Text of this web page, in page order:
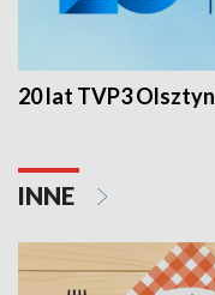
20 lat TVP3 Olsztyn
INNE